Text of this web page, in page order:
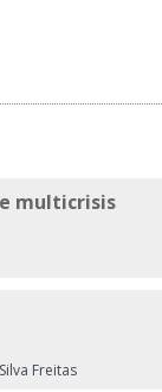
multicrisis
Freitas